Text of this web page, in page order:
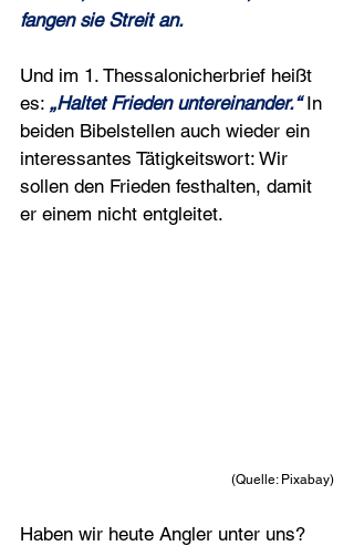
fangen sie Streit an.
Und im 1. Thessalonicherbrief heißt
es: „Haltet Frieden unter­einander.“ In
beiden Bibelstellen auch wieder ein
interessantes Tätigkeitswort: Wir
sollen den Frieden festhalten, damit
er einem nicht entgleitet.
(Quelle: Pixabay)
Haben wir heute Angler unter uns?